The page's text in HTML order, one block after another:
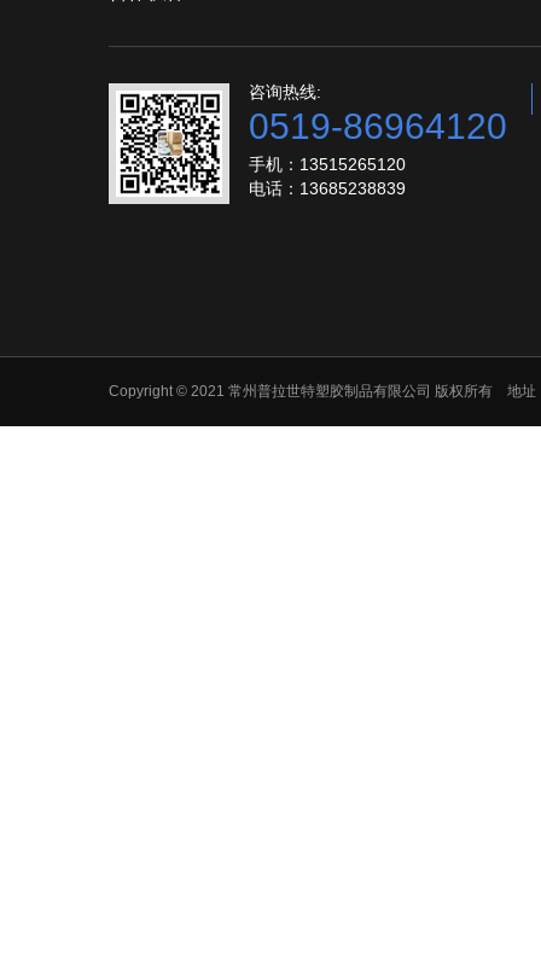
咨询热线:
0519-86964120
手机：13515265120
电话：13685238839
Copyright © 2021 常州普拉世特塑胶制品有限公司 版权所有 地